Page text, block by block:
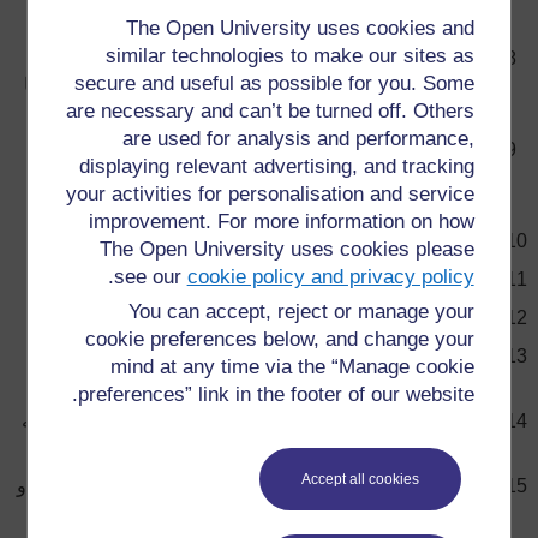
The Open University uses cookies and
similar technologies to make our sites as
secure and useful as possible for you. Some
are necessary and can’t be turned off. Others
are used for analysis and performance,
displaying relevant advertising, and tracking
your activities for personalisation and service
improvement. For more information on how
The Open University uses cookies please
see our cookie policy and privacy policy
.
You can accept, reject or manage your
cookie preferences below, and change your
mind at any time via the “Manage cookie
preferences” link in the footer of our website.
Accept all cookies
مريضا فأنه يحق له تلقي العلاج المناسب.
يحق للطفل الذي لديه إعاقة أن يعامل بكرامة مثل معاملة
الأطفال الأصحاء وان يعطى عناية وتعليما وتدريبا خاصا متى ما
كان ضروريا لينمى
حق عدم تعريضه لمبادرات ضارة وأي ممارسات اجتماعية
خطرة وان يتم حمايته من هذه الممارسات الخاطئة والتي
تشكل خطرا على صحة الطفل.
حق معاملته بعدالة وإنسانية داخل النظام الشرعي
حق حمايته من جميع أشكال الاستعمال والاستغلال
حق تلقي التعلم الأساسي.
حق اللعب والمشاركة في النشاطات الرياضية والثقافية
والفنية الايجابية و حقه ببيئة غير ضارة أخلاقيا
حق عدم توظيفه أو إشراكه في نشاطات ضارة بصحته وتعليمه
ونموه العقلي والجسماني أو الأخلاقي
إذا كان الطفل ضحية لنزاع مسلح أو لاجئا أو في موقف خطر أو
معرض للخطر فأنه يحق له أن يكون من ضمن أول من يتلقى